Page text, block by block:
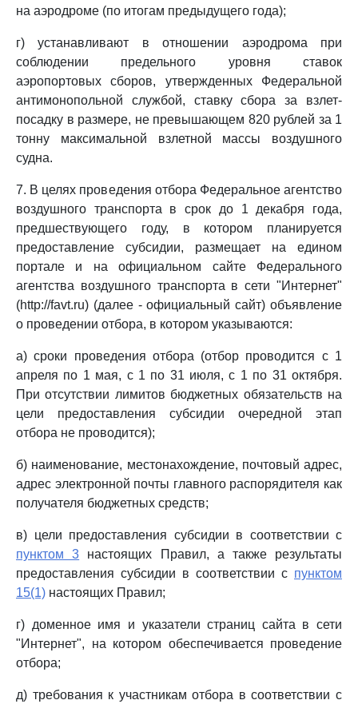
на аэродроме (по итогам предыдущего года);
г) устанавливают в отношении аэродрома при
соблюдении предельного уровня ставок
аэропортовых сборов, утвержденных Федеральной
антимонопольной службой, ставку сбора за взлет-
посадку в размере, не превышающем 820 рублей за 1
тонну максимальной взлетной массы воздушного
судна.
7. В целях проведения отбора Федеральное агентство
воздушного транспорта в срок до 1 декабря года,
предшествующего году, в котором планируется
предоставление субсидии, размещает на едином
портале и на официальном сайте Федерального
агентства воздушного транспорта в сети "Интернет"
(http://favt.ru) (далее - официальный сайт) объявление
о проведении отбора, в котором указываются:
а) сроки проведения отбора (отбор проводится с 1
апреля по 1 мая, с 1 по 31 июля, с 1 по 31 октября.
При отсутствии лимитов бюджетных обязательств на
цели предоставления субсидии очередной этап
отбора не проводится);
б) наименование, местонахождение, почтовый адрес,
адрес электронной почты главного распорядителя как
получателя бюджетных средств;
в) цели предоставления субсидии в соответствии с
пунктом 3 настоящих Правил, а также результаты
предоставления субсидии в соответствии с пунктом
15(1) настоящих Правил;
г) доменное имя и указатели страниц сайта в сети
"Интернет", на котором обеспечивается проведение
отбора;
д) требования к участникам отбора в соответствии с